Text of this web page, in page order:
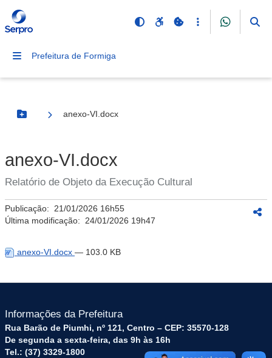
Prefeitura de Formiga
Botão Menu
anexo-VI.docx
anexo-VI.docx
Relatório de Objeto da Execução Cultural
Publicação: 21/01/2026 16h55
Última modificação: 24/01/2026 19h47
anexo-VI.docx — 103.0 KB
Informações da Prefeitura
Rua Barão de Piumhi, nº 121, Centro – CEP: 35570-128
De segunda a sexta-feira, das 9h às 16h
Tel.: (37) 3329-1800